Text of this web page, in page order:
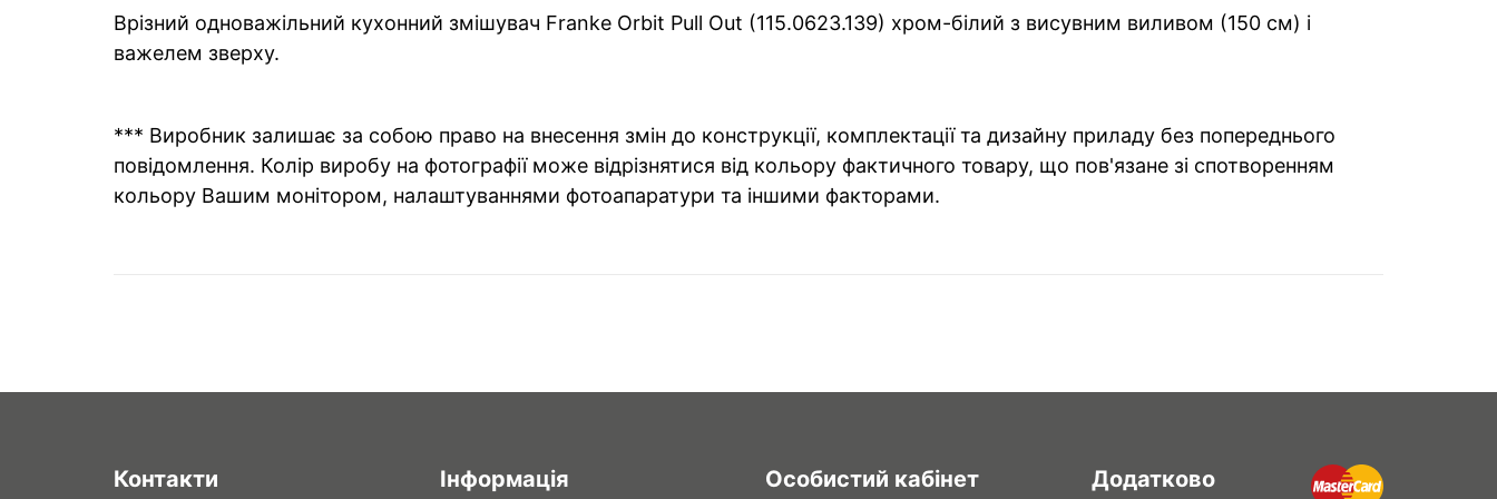
Врізний одноважільний кухонний змішувач Franke Orbit Pull Out (115.0623.139) хром-білий з висувним виливом (150 см) і
важелем зверху.
*** Виробник залишає за собою право на внесення змін до конструкції, комплектації та дизайну приладу без попереднього
повідомлення. Колір виробу на фотографії може відрізнятися від кольору фактичного товару, що пов'язане зі спотворенням
кольору Вашим монітором, налаштуваннями фотоапаратури та іншими факторами.
Контакти Інформація Особистий кабінет Додатково